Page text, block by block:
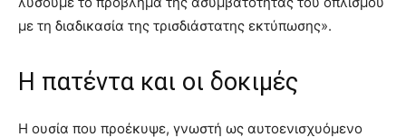
με τη διαδικασία της τρισδιάστατης εκτύπωσης».
Η πατέντα και οι δοκιμές
Η ουσία που προέκυψε, γνωστή ως αυτοενισχυόμενο